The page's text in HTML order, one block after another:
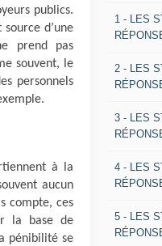
publics.
d’une
prend pas
souvent, le
personnels
à la
aucun
compte, ces
la base de
pénibilité se
1 - LES
2 - LES
3 - LES
4 - LES
5 - LES